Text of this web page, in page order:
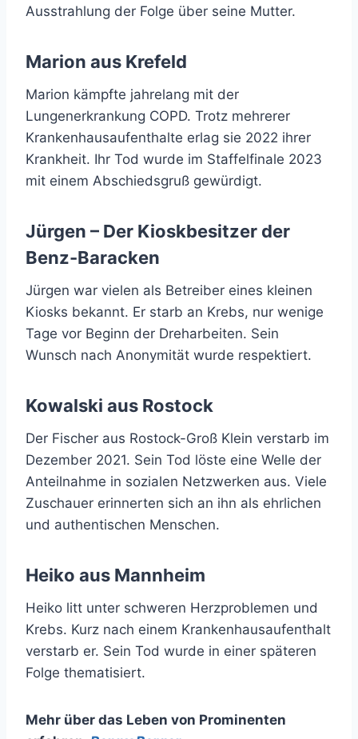
Ausstrahlung der Folge über seine Mutter.
Marion aus Krefeld
Marion kämpfte jahrelang mit der
Lungenerkrankung COPD. Trotz mehrerer
Krankenhausaufenthalte erlag sie 2022 ihrer
Krankheit. Ihr Tod wurde im Staffelfinale 2023
mit einem Abschiedsgruß gewürdigt.
Jürgen – Der Kioskbesitzer der
Benz-Baracken
Jürgen war vielen als Betreiber eines kleinen
Kiosks bekannt. Er starb an Krebs, nur wenige
Tage vor Beginn der Dreharbeiten. Sein
Wunsch nach Anonymität wurde respektiert.
Kowalski aus Rostock
Der Fischer aus Rostock-Groß Klein verstarb im
Dezember 2021. Sein Tod löste eine Welle der
Anteilnahme in sozialen Netzwerken aus. Viele
Zuschauer erinnerten sich an ihn als ehrlichen
und authentischen Menschen.
Heiko aus Mannheim
Heiko litt unter schweren Herzproblemen und
Krebs. Kurz nach einem Krankenhausaufenthalt
verstarb er. Sein Tod wurde in einer späteren
Folge thematisiert.
Mehr über das Leben von Prominenten